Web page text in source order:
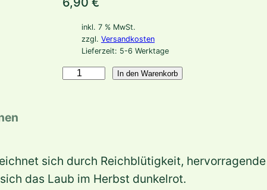
inkl. 7 % MwSt.
zzgl. Versandkosten
Lieferzeit: 5-6 Werktage
r
t
In den Warenkorb
sich durch Reichblütigkeit,
das Laub im Herbst dunkelrot.